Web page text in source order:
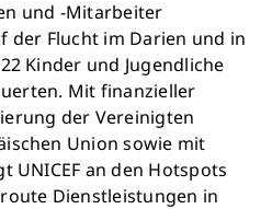
und -Mitarbeiter
der Flucht im Darien und in
Kinder und Jugendliche
Mit finanzieller
der Vereinigten
Union sowie mit
UNICEF an den Hotspots
Dienstleistungen in
25.000 Liter
zur Verfügung stellen.
bedeutet: weniger
bessere Zukunft.
retten